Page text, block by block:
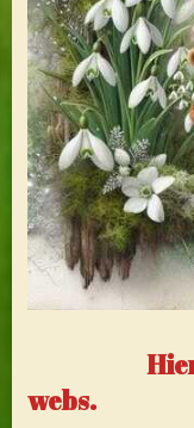
Hier
webs.